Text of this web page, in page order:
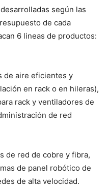
según las
de cada
6 lineas de productos:
de aire eficientes y
en rack o en hileras),
rack y ventiladores de
de red
de red de cobre y fibra,
de panel robótico de
de alta velocidad.